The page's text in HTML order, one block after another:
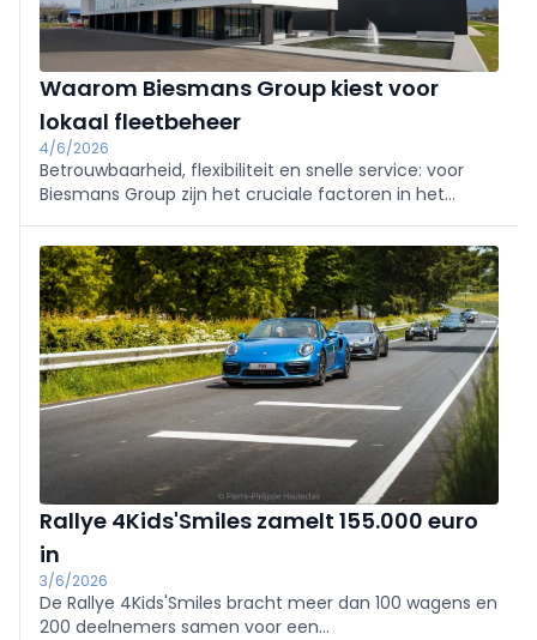
Waarom Biesmans Group kiest voor
lokaal fleetbeheer
4/6/2026
Betrouwbaarheid, flexibiliteit en snelle service: voor
Biesmans Group zijn het cruciale factoren in het
groep resoluut voor lokale partnerships.
Rallye 4Kids'Smiles zamelt 155.000 euro
in
3/6/2026
De Rallye 4Kids'Smiles bracht meer dan 100 wagens en
200 deelnemers samen voor een